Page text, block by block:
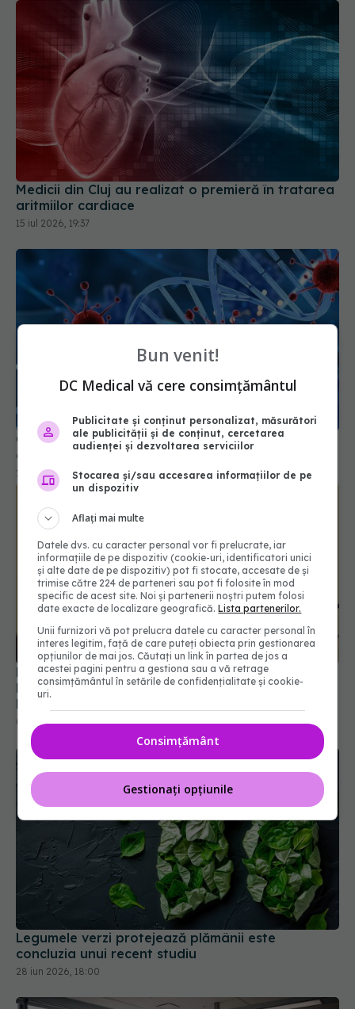
Medicii din Cluj au realizat o premieră în tratarea
aritmiilor cardiace
15 iul 2026, 19:37
Cum își amintește organismul de bolile prin care
ai trecut
20 iul 2026, 22:38
Prof. dr. Valeriu Gheorghiță intră în Board-ul
Editorial al revistei Scientific Reports, din Nature
Portfolio
05 aug 2026, 21:09
Legumele verzi protejează plămânii este
concluzia unui recent studiu
28 iun 2026, 18:00
Bun venit!
DC Medical vă cere consimțământul
Publicitate și conținut personalizat, măsurători
ale publicității și de conținut, cercetarea
audienței și dezvoltarea serviciilor
Stocarea și/sau accesarea informațiilor de pe
un dispozitiv
Aflați mai multe
Datele dvs. cu caracter personal vor fi prelucrate, iar
informațiile de pe dispozitiv (cookie-uri, identificatori unici
și alte date de pe dispozitiv) pot fi stocate, accesate de și
trimise către 224 de parteneri sau pot fi folosite în mod
specific de acest site. Noi și partenerii noștri putem folosi
date exacte de localizare geografică.Lista partenerilor.
Unii furnizori vă pot prelucra datele cu caracter personal în
interes legitim, față de care puteți obiecta prin gestionarea
opțiunilor de mai jos. Căutați un link în partea de jos a
acestei pagini pentru a gestiona sau a vă retrage
consimțământul în setările de confidențialitate și cookie-
uri.
Consimțământ
Gestionați opțiunile